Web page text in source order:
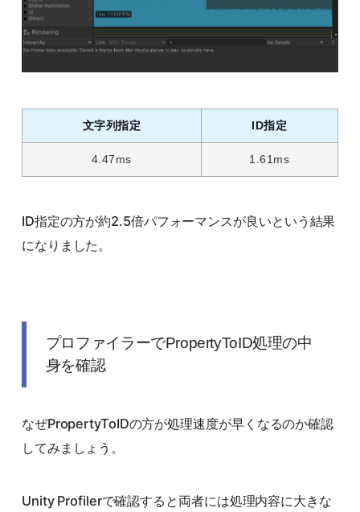
文字列指定 ID指定
4.47ms 1.61ms
ID指定の方が約2.5倍パフォーマンスが良いという結果
になりました。
プロファイラーでPropertyToID処理の中
身を確認
なぜPropertyToIDの方が処理速度が早くなるのか確認
してみましょう。
Unity Profilerで確認すると両者には処理内容に大きな